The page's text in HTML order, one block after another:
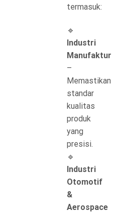
termasuk:
🔹
Industri
Manufaktur
–
Memastikan
standar
kualitas
produk
yang
presisi.
🔹
Industri
Otomotif
&
Aerospace